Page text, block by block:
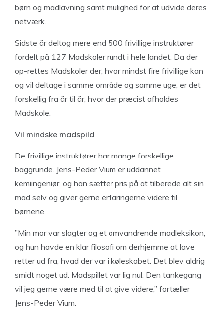
børn og madlavning samt mulighed for at udvide deres
netværk.
Sidste år deltog mere end 500 frivillige instruktører
fordelt på 127 Madskoler rundt i hele landet. Da der
op-rettes Madskoler der, hvor mindst fire frivillige kan
og vil deltage i samme område og samme uge, er det
forskellig fra år til år, hvor der præcist afholdes
Madskole.
Vil mindske madspild
De frivillige instruktører har mange forskellige
baggrunde. Jens-Peder Vium er uddannet
kemiingeniør, og han sætter pris på at tilberede alt sin
mad selv og giver gerne erfaringerne videre til
børnene.
”Min mor var slagter og et omvandrende madleksikon,
og hun havde en klar filosofi om derhjemme at lave
retter ud fra, hvad der var i køleskabet. Det blev aldrig
smidt noget ud. Madspillet var lig nul. Den tankegang
vil jeg gerne være med til at give videre,” fortæller
Jens-Peder Vium.